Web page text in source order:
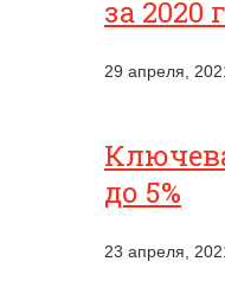
за 2020
29 апреля,
до 5%
23 апреля,